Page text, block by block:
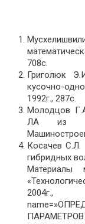
708с.
Григолюк
кусочно-
1992г., 287с.
Молодцов
ЛА из
Косачев С.Л.
гибридных
Материалы
2004г.,